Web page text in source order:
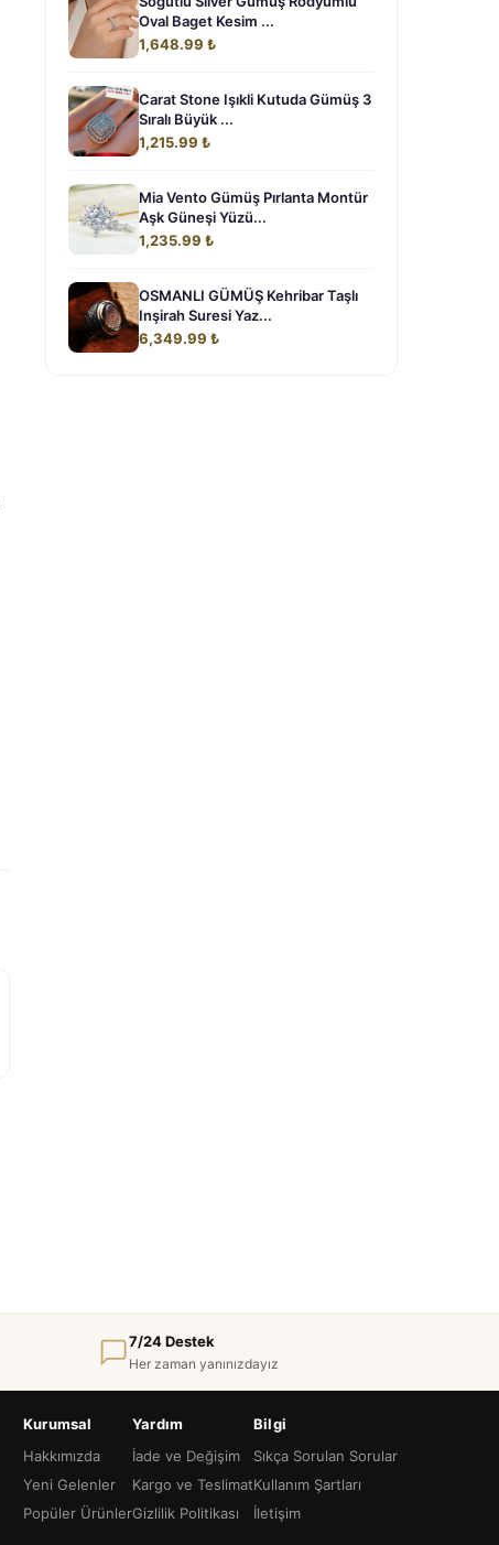
Oval Baget Kesim ...
1,648.99 ₺
Carat Stone Işıkli Kutuda Gümüş 3
Sıralı Büyük ...
1,215.99 ₺
Mia Vento Gümüş Pırlanta Montür
Aşk Güneşi Yüzü...
1,235.99 ₺
OSMANLI GÜMÜŞ Kehribar Taşlı
Inşirah Suresi Yaz...
6,349.99 ₺
7/24 Destek
Her zaman yanınızdayız
Kurumsal
Hakkımızda
Yeni Gelenler
Popüler Ürünler
Yardım
İade ve Değişim
Kargo ve Teslimat
Gizlilik Politikası
Bilgi
Sıkça Sorulan Sorular
Kullanım Şartları
İletişim